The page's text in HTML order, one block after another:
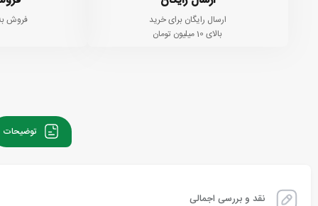
ارسال رایگان برای خرید
بالای 10 میلیون تومان
فروش
توضیحات
نقد و بررسی اجمالی